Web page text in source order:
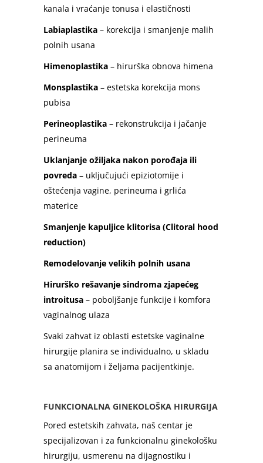
kanala i vraćanje tonusa i elastičnosti
Labiaplastika – korekcija i smanjenje malih
polnih usana
Himenoplastika – hirurška obnova himena
Monsplastika – estetska korekcija mons
pubisa
Perineoplastika – rekonstrukcija i jačanje
perineuma
Uklanjanje ožiljaka nakon porođaja ili
povreda – uključujući epiziotomije i
oštećenja vagine, perineuma i grlića
materice
Smanjenje kapuljice klitorisa (Clitoral hood
reduction)
Remodelovanje velikih polnih usana
Hirurško rešavanje sindroma zjapećeg
introitusa – poboljšanje funkcije i komfora
vaginalnog ulaza
Svaki zahvat iz oblasti estetske vaginalne
hirurgije planira se individualno, u skladu
sa anatomijom i željama pacijentkinje.
FUNKCIONALNA GINEKOLOŠKA HIRURGIJA
Pored estetskih zahvata, naš centar je
specijalizovan i za funkcionalnu ginekološku
hirurgiju, usmerenu na dijagnostiku i